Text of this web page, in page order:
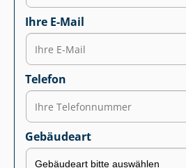
Ihre E-Mail
Telefon
Gebäudeart